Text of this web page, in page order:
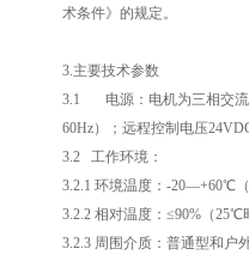
术条件》的规定。
3.主要技术参数
3.1 电源：电机为三相交流
60Hz）；远程控制电压
3.2 工作环境：
3.2.1 环境温度：-20—+60℃
3.2.2 相对温度：≤90%（25℃
3.2.3 周围介质：普通型和户